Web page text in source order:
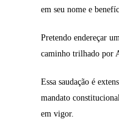
em seu nome e
Pretendo endereçar
caminho trilhado por
Essa saudação é
mandato
em vigor.